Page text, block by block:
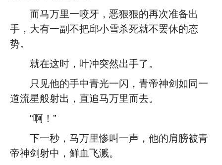
而马万里一咬牙，恶狠狠的再次准备出
手，大有一副不把邱小雪杀死就不罢休的态
势。
就在这时，叶冲突然出手了。
只见他的手中青光一闪，青帝神剑如同一
道流星般射出，直追马万里而去。
“啊！”
下一秒，马万里惨叫一声，他的肩膀被青
帝神剑射中，鲜血飞溅。